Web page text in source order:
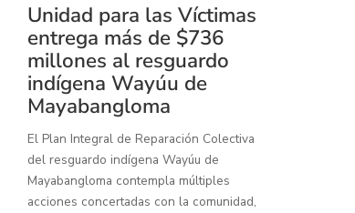
Unidad para las Víctimas
entrega más de $736
millones al resguardo
indígena Wayúu de
Mayabangloma
El Plan Integral de Reparación Colectiva
del resguardo indígena Wayúu de
Mayabangloma contempla múltiples
acciones concertadas con la comunidad,